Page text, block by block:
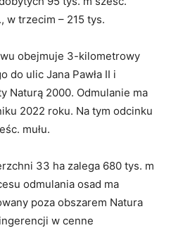
w trzecim – 215 tys.
obejmuje 3-kilometrowy
do ulic Jana Pawła II i
Naturą 2000. Odmulanie ma
2022 roku. Na tym odcinku
mułu.
33 ha zalega 680 tys. m
odmulania osad ma
poza obszarem Natura
w cenne